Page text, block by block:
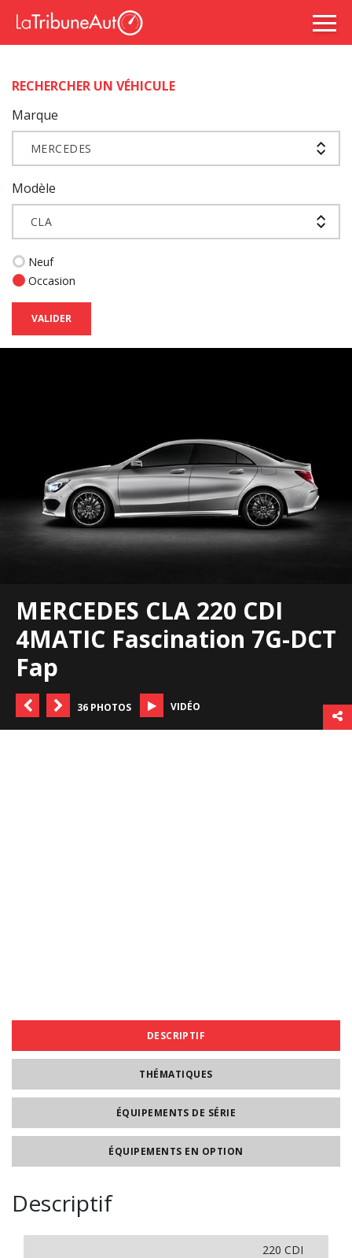
RECHERCHER UN VÉHICULE
Marque
MERCEDES
Modèle
CLA
Neuf
Occasion
VALIDER
MERCEDES CLA 220 CDI
4MATIC Fascination 7G-DCT
Fap
36 PHOTOS VIDÉO
DESCRIPTIF
THÉMATIQUES
ÉQUIPEMENTS DE SÉRIE
ÉQUIPEMENTS EN OPTION
Descriptif
220 CDI